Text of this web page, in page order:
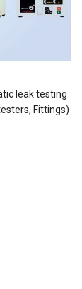
leak testing
Fittings)